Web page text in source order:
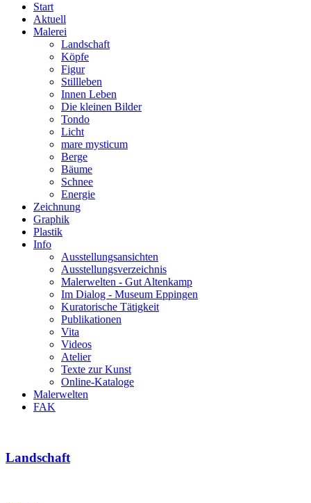
Start
Aktuell
Malerei
Landschaft
Köpfe
Figur
Stillleben
Innen Leben
Die kleinen Bilder
Tondo
Licht
mare mysticum
Berge
Bäume
Schnee
Energie
Zeichnung
Graphik
Plastik
Info
Ausstellungsansichten
Ausstellungsverzeichnis
Malerwelten - Gut Altenkamp
Im Dialog - Museum Eppingen
Kuratorische Tätigkeit
Publikationen
Vita
Videos
Atelier
Texte zur Kunst
Online-Kataloge
Malerwelten
FAK
Landschaft